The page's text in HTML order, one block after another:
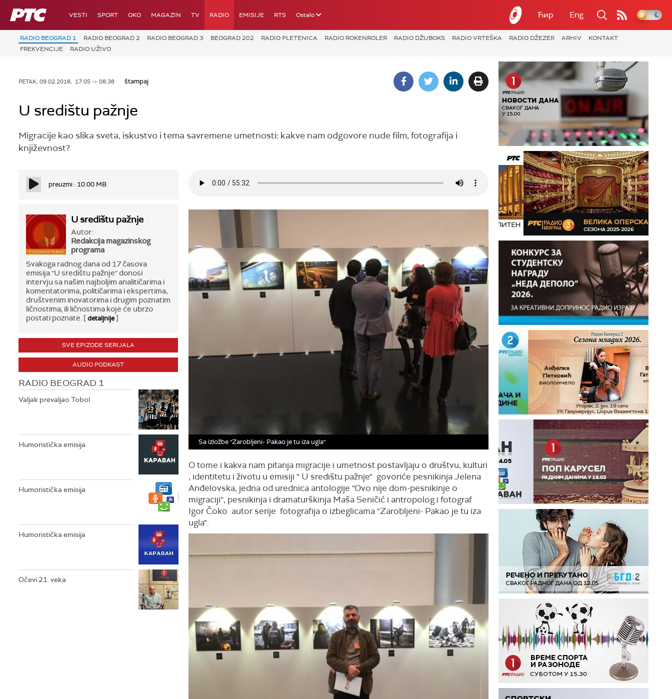
RTS VESTI SPORT OKO MAGAZIN TV RADIO EMISIJE RTS Ostalo Ћир Eng
RADIO BEOGRAD 1 RADIO BEOGRAD 2 RADIO BEOGRAD 3 BEOGRAD 202 RADIO PLETENICA RADIO ROKENROLER RADIO DŽUBOKS RADIO VRTEŠKA RADIO DŽEZER ARHIV
KONTAKT
FREKVENCIJE
RADIO UŽIVO
PETAK, 09.02.2018, 17:05 -> 08:38 štampaj
U središtu pažnje
Migracije kao slika sveta, iskustvo i tema savremene umetnosti: kakve nam odgovore nude film, fotografija i
književnost?
preuzmi : 10.00 MB
U središtu pažnje
Autor:
Redakcija magazinskog
programa
Svakoga radnog dana od 17 časova
emisija "U središtu pažnje" donosi
intervju sa našim najboljim analitičarima i
komentatorima, političarima i ekspertima,
društvenim inovatorima i drugim poznatim
ličnostima, ili ličnostima koje će ubrzo
postati poznate. [detaljnije]
SVE EPIZODE SERIJALA
AUDIO PODKAST
RADIO BEOGRAD 1
Valjak prevaljao Tobol
Humoristička emisija
Humoristička emisija
Humoristička emisija
Očevi 21. veka
Sa izložbe "Zarobljeni- Pakao je tu iza ugla"
O tome i kakva nam pitanja migracije i umetnost postavljaju o društvu, kulturi
, identitetu i životu u emisiji " U središtu pažnje" govoriće pesnikinja Jelena
Anđelovska, jedna od urednica antologije "Ovo nije dom-pesnikinje o
migraciji", pesnikinja i dramaturškinja Maša Seničić i antropolog i fotograf
Igor Čoko autor serije fotografija o izbeglicama "Zarobljeni- Pakao je tu iza
ugla".